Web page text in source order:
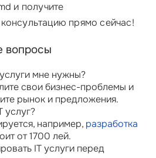
и получите
прямо сейчас!
вопросы
услуги мне нужны?
свои бизнес-проблемы и
рынок и предложения.
услуг?
например, разработка
от 1700 лей.
IT услуги перед